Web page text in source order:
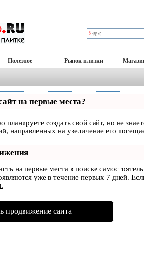
Полезное Рынок плитки
на первые места?
планируете создать свой сайт, но не
направленных на увеличение его
на первые места в поиске
уже в течение первых 7 дней.
продвижение сайта